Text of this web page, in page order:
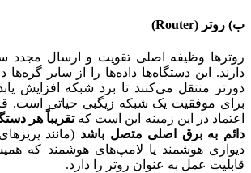
ب) روتر (Router)
روترها وظیفه اصلی تقویت و ارسال مجدد
دارند. این دستگاه‌ها داده‌ها را از سایر
دورتر منتقل می‌کنند تا برد شبکه افزایش
برای موفقیت یک شبکه زیگبی حیاتی است.
اعتماد در این زمینه این است کهتقریباً هر
دائم به برق اصلی متصل باشد (مانند
دیواری هوشمند یا لامپ‌های هوشمند که
قابلیت عمل به عنوان روتر را دارد.